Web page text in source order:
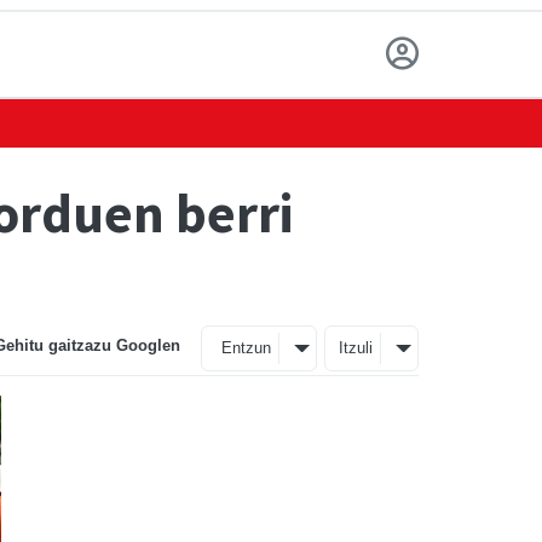
berri
gaitzazu Googlen Entzun Itzuli